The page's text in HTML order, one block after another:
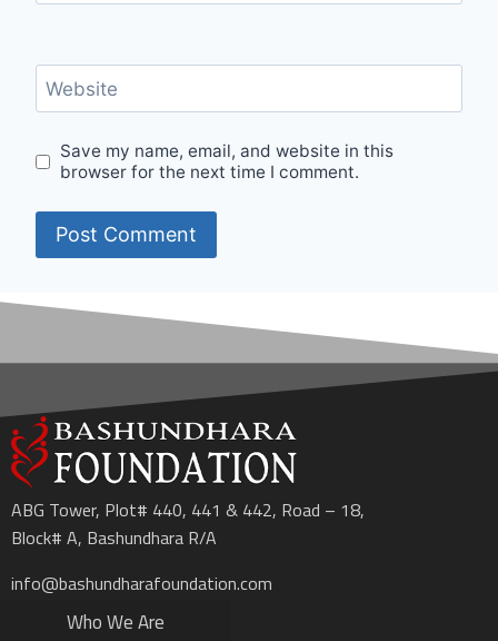
Website
Save my name, email, and website in this
browser for the next time I comment.
ABG Tower, Plot# 440, 441 & 442, Road – 18,
Block# A, Bashundhara R/A
info@bashundharafoundation.com
Who We Are